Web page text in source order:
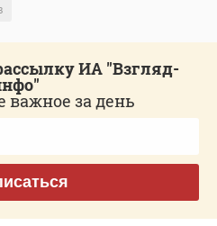
ИА "Взгляд-
важное за день